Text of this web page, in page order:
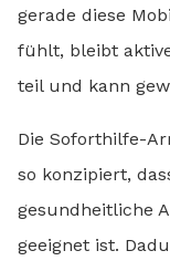
gerade diese
fühlt, bleibt
teil und kann
Die Soforthilfe-
so konzipiert,
gesundheitliche
geeignet ist.